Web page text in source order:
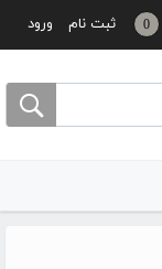
ورود ثبت نام 0